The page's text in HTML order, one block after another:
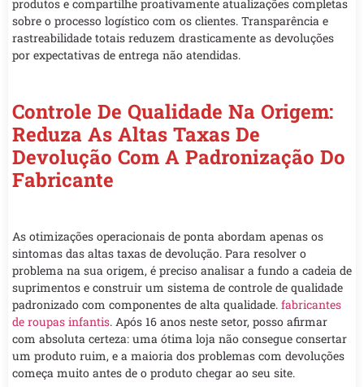
produtos e compartilhe proativamente atualizações completas
sobre o processo logístico com os clientes. Transparência e
rastreabilidade totais reduzem drasticamente as devoluções
por expectativas de entrega não atendidas.
Controle De Qualidade Na Origem:
Reduza As Altas Taxas De
Devolução Com A Padronização Do
Fabricante
As otimizações operacionais de ponta abordam apenas os
sintomas das altas taxas de devolução. Para resolver o
problema na sua origem, é preciso analisar a fundo a cadeia de
suprimentos e construir um sistema de controle de qualidade
padronizado com componentes de alta qualidade. fabricantes
de roupas infantis. Após 16 anos neste setor, posso afirmar
com absoluta certeza: uma ótima loja não consegue consertar
um produto ruim, e a maioria dos problemas com devoluções
começa muito antes de o produto chegar ao seu site.